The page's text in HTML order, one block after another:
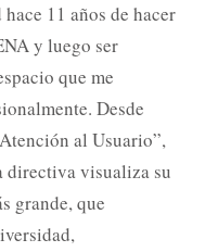
11 años de hacer
y luego ser
que me
Desde
al Usuario”,
directiva visualiza su
grande, que